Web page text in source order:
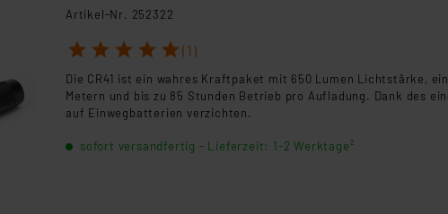
Daten in Überwachungsprogrammen verarbeiten, ohne dass hiergegen
Kommission sowie einer eigenen Beurteilung der mit der
Daten, verbundenen Risiken.“
Datenschutzerklärung
Artikel-Nr. 252322
1 2 3 4 5 (1)
Die CR41 ist ein wahres Kraftpaket mit 650 Lumen Lichtstärke,
Metern und bis zu 85 Stunden Betrieb pro Aufladung. Dank des
auf Einwegbatterien verzichten.
sofort versandfertig - Lieferzeit: 1-2 Werktage²